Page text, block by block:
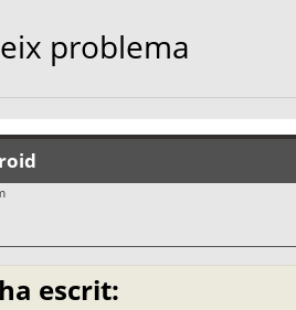
problema
escrit: